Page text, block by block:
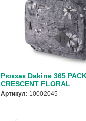
Рюкзак Dakine 365
CRESCENT FLORAL
Артикул: 10002045